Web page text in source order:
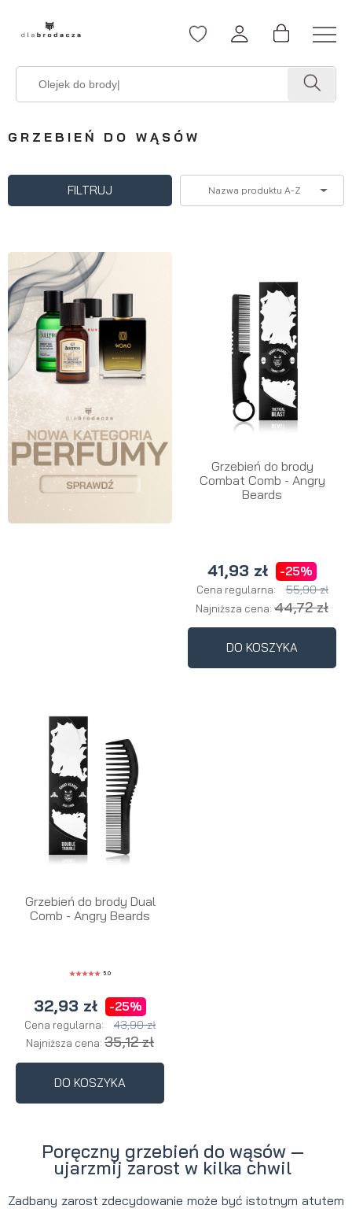
GRZEBIEŃ DO WĄSÓW
FILTRUJ Nazwa produktu A-Z
Grzebień do brody
Combat Comb - Angry
Beards
41,93 zł -25%
Cena regularna: 55,90 zł
Najniższa cena: 44,72 zł
DO KOSZYKA
Grzebień do brody Dual
Comb - Angry Beards
5.0
32,93 zł -25%
Cena regularna: 43,90 zł
Najniższa cena: 35,12 zł
DO KOSZYKA
Poręczny grzebień do wąsów —
ujarzmij zarost w kilka chwil
Zadbany zarost zdecydowanie może być istotnym atutem